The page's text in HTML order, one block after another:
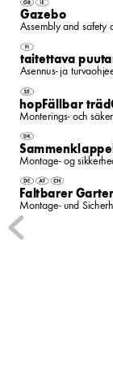
Faltbarer G
Montage- und
Sammenkl
Montage- og
hopFällbar
Monterings- och
taitettava puut
Asennus- ja
Gazebo
Assembly and safety